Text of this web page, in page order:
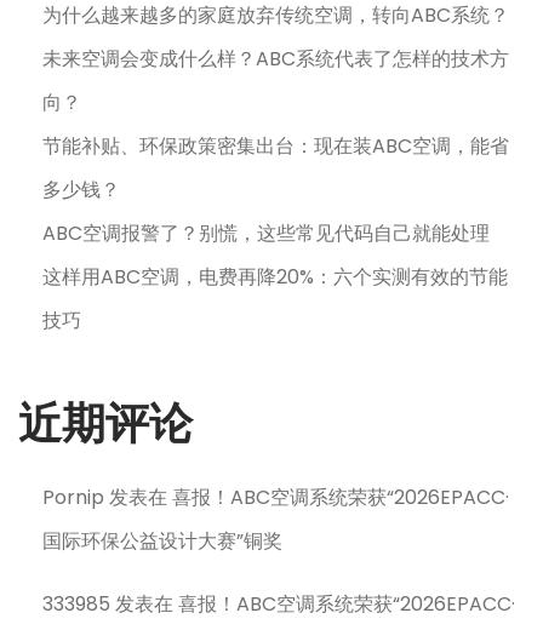
为什么越来越多的家庭放弃传统空调，转向ABC系统？
未来空调会变成什么样？ABC系统代表了怎样的技术方
向？
节能补贴、环保政策密集出台：现在装ABC空调，能省
多少钱？
ABC空调报警了？别慌，这些常见代码自己就能处理
这样用ABC空调，电费再降20%：六个实测有效的节能
技巧
近期评论
Pornip 发表在喜报！ABC空调系统荣获“2026EPACC·
国际环保公益设计大赛”铜奖
333985 发表在喜报！ABC空调系统荣获“2026EPACC·